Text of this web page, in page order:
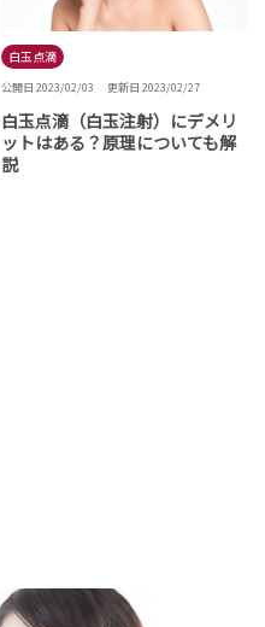
白玉点滴
公開日 2023/02/03 更新日 2023/02/27
白玉点滴（白玉注射）にデメリ
ットはある？原理についても解
説